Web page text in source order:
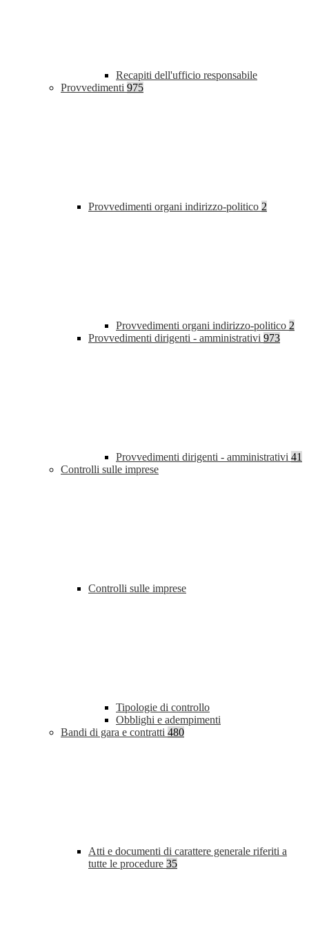
Recapiti dell'ufficio responsabile
Provvedimenti 975
Provvedimenti organi indirizzo-politico 2
Provvedimenti organi indirizzo-politico 2
Provvedimenti dirigenti - amministrativi 973
Provvedimenti dirigenti - amministrativi 41
Controlli sulle imprese
Controlli sulle imprese
Tipologie di controllo
Obblighi e adempimenti
Bandi di gara e contratti 480
Atti e documenti di carattere generale riferiti a
tutte le procedure 35